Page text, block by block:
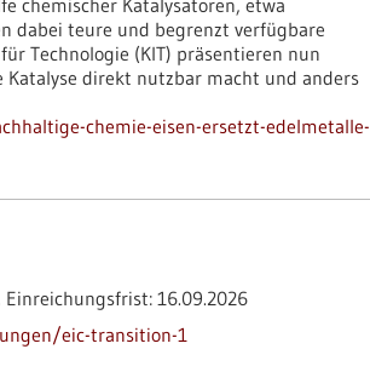
chemischer Katalysatoren, etwa
dabei teure und begrenzt verfügbare
Technologie (KIT) präsentieren nun
direkt nutzbar macht und anders
chemie-eisen-ersetzt-edelmetalle-
Einreichungsfrist: 16.09.2026
eic-transition-1